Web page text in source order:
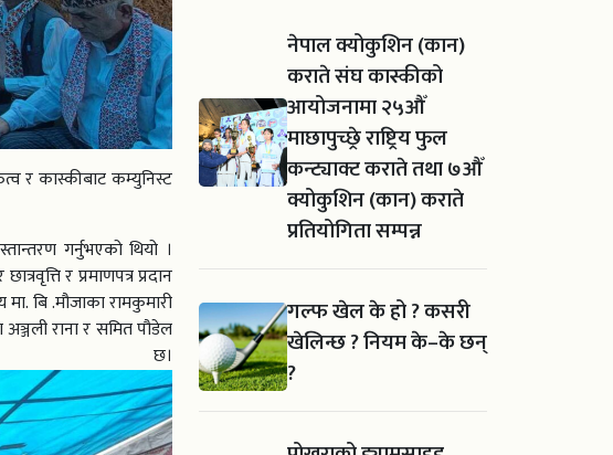
र कास्कीबाट कम्युनिस्ट
गर्नुभएको थियो ।
र प्रमाणपत्र प्रदान
बि .मौजाका रामकुमारी
राना र समित पौडेल
नेपाल क्योकुशिन (कान)
कराते संघ कास्कीको
आयोजनामा २५औँ
माछापुच्छ्रे राष्ट्रिय फुल
कन्ट्याक्ट कराते तथा ७औँ
क्योकुशिन (कान) कराते
प्रतियोगिता सम्पन्न
गल्फ खेल के हो ? कसरी
खेलिन्छ ? नियम के–के छन्
?